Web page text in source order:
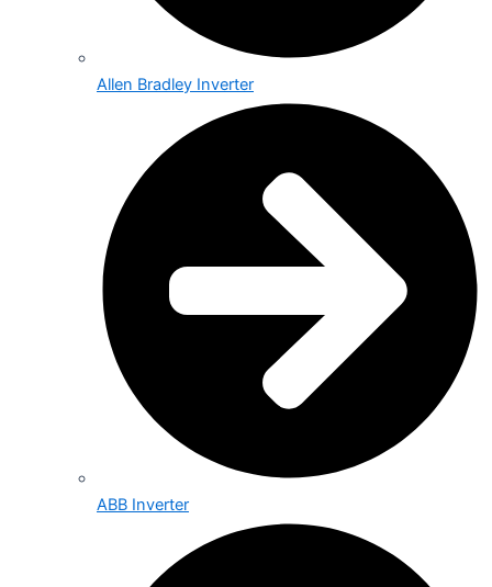
Allen Bradley Inverter
ABB Inverter